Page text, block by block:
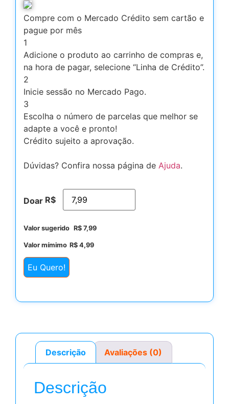
Compre com o Mercado Crédito sem cartão e
pague por mês
1
Adicione o produto ao carrinho de compras e,
na hora de pagar, selecione “Linha de Crédito”.
2
Inicie sessão no Mercado Pago.
3
Escolha o número de parcelas que melhor se
adapte a você e pronto!
Crédito sujeito a aprovação.
Dúvidas? Confira nossa página de Ajuda.
Doar R$
Valor sugerido R$ 7,99
Valor mímimo R$ 4,99
Eu Quero!
Descrição Avaliações (0)
Descrição